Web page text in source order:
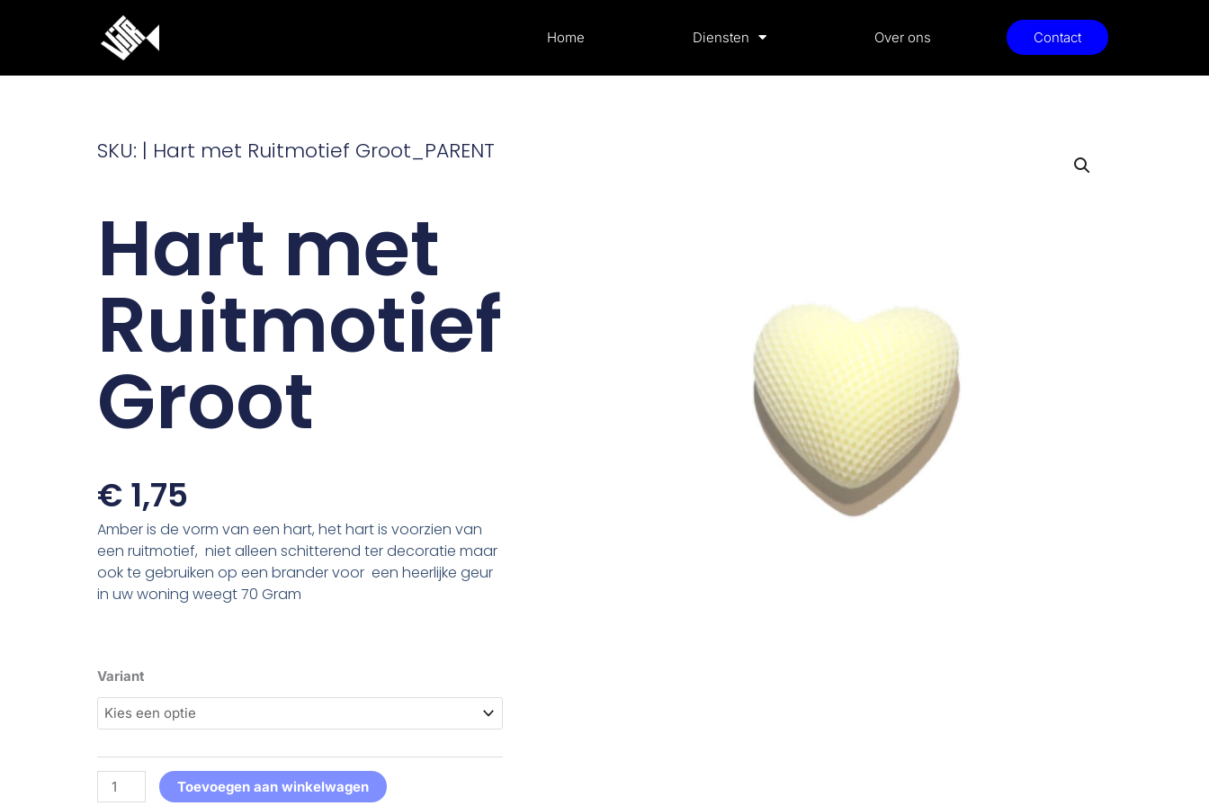
inhoud
Home Diensten Over ons Contact
SKU: | Hart met Ruitmotief Groot_PARENT
Hart met
Ruitmotief
Groot
€1,75
Amber is de vorm van een hart, het hart is voorzien van
een ruitmotief, niet alleen schitterend ter decoratie maar
ook te gebruiken op een brander voor een heerlijke geur
in uw woning weegt 70 Gram
Variant
Hart
met
Ruitmotief
aantal
Toevoegen aan winkelwagen